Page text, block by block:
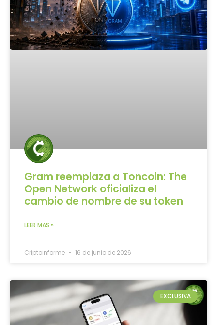
Gram reemplaza a Toncoin: The
Open Network oficializa el
cambio de nombre de su token
LEER MÁS »
Criptoinforme 16 de junio de 2026
EXCLUSIVA